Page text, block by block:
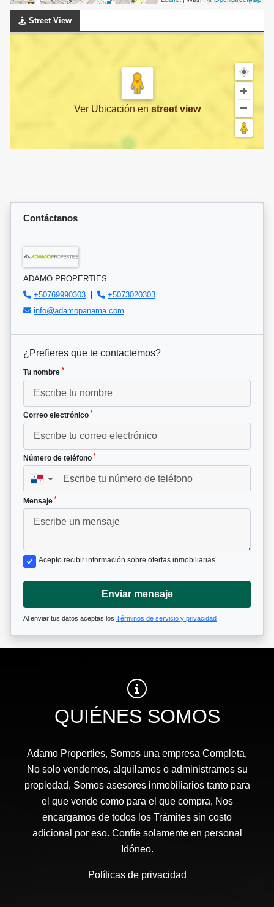
Street View
Ver Ubicación en street view
Contáctanos
ADAMO PROPERTIES
+50769990303 |
+5073020303
info@adamopanama.com
¿Prefieres que te contactemos?
Tu nombre *
Correo electrónico *
Número de teléfono *
▼
Mensaje *
Acepto recibir información sobre ofertas inmobiliarias
Enviar mensaje
Al enviar tus datos aceptas los Términos de servicio y privacidad
QUIÉNES SOMOS
Adamo Properties, Somos una empresa Completa,
No solo vendemos, alquilamos o administramos su
propiedad, Somos asesores inmobiliarios tanto para
el que vende como para el que compra, Nos
encargamos de todos los Trámites sin costo
adicional por eso. Confíe solamente en personal
Idóneo.
Políticas de privacidad